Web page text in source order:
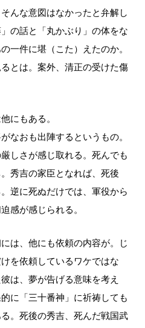
んな意図はなかったと弁解し
の話と「丸かぶり」の体をな
一件に堪（こた）えたのか。
とは。案外、清正の受けた傷
にもある。
なおも出陣するというもの。
しさが感じ取れる。死んでも
秀吉の家臣となれば、死後
逆に死ぬだけでは、軍役から
感が感じられる。
は、他にも依頼の内容が。じ
を依頼しているワケではな
は、夢が告げる意味を考え
に「三十番神」に祈祷しても
。死後の秀吉、死んだ戦国武